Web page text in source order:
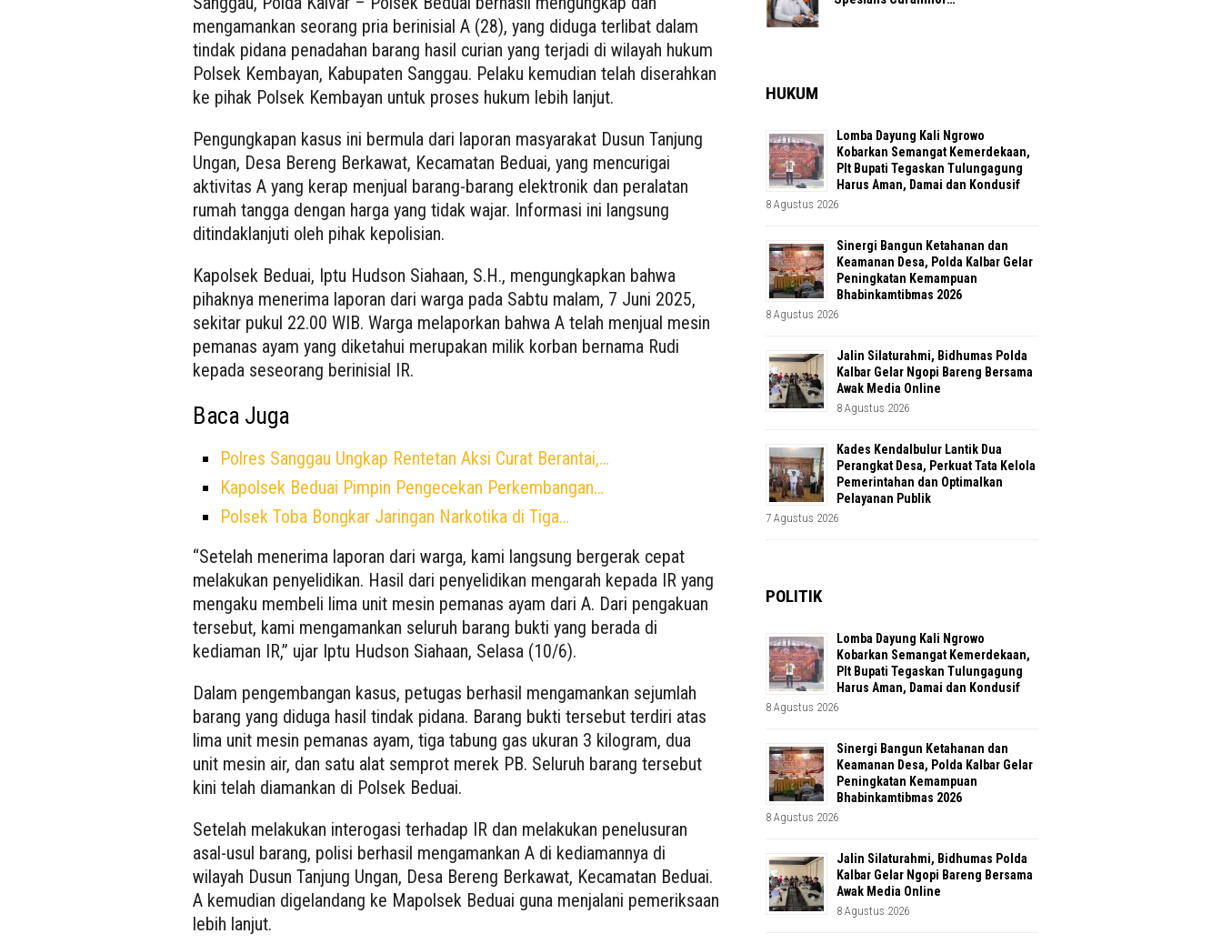
mengamankan seorang pria berinisial A (28), yang diduga terlibat dalam
tindak pidana penadahan barang hasil curian yang terjadi di wilayah hukum
Polsek Kembayan, Kabupaten Sanggau. Pelaku kemudian telah diserahkan
ke pihak Polsek Kembayan untuk proses hukum lebih lanjut.
Pengungkapan kasus ini bermula dari laporan masyarakat Dusun Tanjung
Ungan, Desa Bereng Berkawat, Kecamatan Beduai, yang mencurigai
aktivitas A yang kerap menjual barang-barang elektronik dan peralatan
rumah tangga dengan harga yang tidak wajar. Informasi ini langsung
ditindaklanjuti oleh pihak kepolisian.
Kapolsek Beduai, Iptu Hudson Siahaan, S.H., mengungkapkan bahwa
pihaknya menerima laporan dari warga pada Sabtu malam, 7 Juni 2025,
sekitar pukul 22.00 WIB. Warga melaporkan bahwa A telah menjual mesin
pemanas ayam yang diketahui merupakan milik korban bernama Rudi
kepada seseorang berinisial IR.
Baca Juga
Polres Sanggau Ungkap Rentetan Aksi Curat Berantai,…
Kapolsek Beduai Pimpin Pengecekan Perkembangan…
Polsek Toba Bongkar Jaringan Narkotika di Tiga…
“Setelah menerima laporan dari warga, kami langsung bergerak cepat
melakukan penyelidikan. Hasil dari penyelidikan mengarah kepada IR yang
mengaku membeli lima unit mesin pemanas ayam dari A. Dari pengakuan
tersebut, kami mengamankan seluruh barang bukti yang berada di
kediaman IR,” ujar Iptu Hudson Siahaan, Selasa (10/6).
Dalam pengembangan kasus, petugas berhasil mengamankan sejumlah
barang yang diduga hasil tindak pidana. Barang bukti tersebut terdiri atas
lima unit mesin pemanas ayam, tiga tabung gas ukuran 3 kilogram, dua
unit mesin air, dan satu alat semprot merek PB. Seluruh barang tersebut
kini telah diamankan di Polsek Beduai.
Setelah melakukan interogasi terhadap IR dan melakukan penelusuran
asal-usul barang, polisi berhasil mengamankan A di kediamannya di
wilayah Dusun Tanjung Ungan, Desa Bereng Berkawat, Kecamatan Beduai.
A kemudian digelandang ke Mapolsek Beduai guna menjalani pemeriksaan
lebih lanjut.
HUKUM
Lomba Dayung Kali Ngrowo
Kobarkan Semangat Kemerdekaan,
Plt Bupati Tegaskan Tulungagung
Harus Aman, Damai dan Kondusif
8 Agustus 2026
Sinergi Bangun Ketahanan dan
Keamanan Desa, Polda Kalbar Gelar
Peningkatan Kemampuan
Bhabinkamtibmas 2026
8 Agustus 2026
Jalin Silaturahmi, Bidhumas Polda
Kalbar Gelar Ngopi Bareng Bersama
Awak Media Online
8 Agustus 2026
Kades Kendalbulur Lantik Dua
Perangkat Desa, Perkuat Tata Kelola
Pemerintahan dan Optimalkan
Pelayanan Publik
7 Agustus 2026
POLITIK
Lomba Dayung Kali Ngrowo
Kobarkan Semangat Kemerdekaan,
Plt Bupati Tegaskan Tulungagung
Harus Aman, Damai dan Kondusif
8 Agustus 2026
Sinergi Bangun Ketahanan dan
Keamanan Desa, Polda Kalbar Gelar
Peningkatan Kemampuan
Bhabinkamtibmas 2026
8 Agustus 2026
Jalin Silaturahmi, Bidhumas Polda
Kalbar Gelar Ngopi Bareng Bersama
Awak Media Online
8 Agustus 2026